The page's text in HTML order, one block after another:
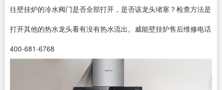
往壁挂炉的冷水阀门是否全部打开，是否该龙头堵塞？检查方法是
打开其他的热水龙头看有没有热水流出。威能壁挂炉售后维修电话
400-681-6768